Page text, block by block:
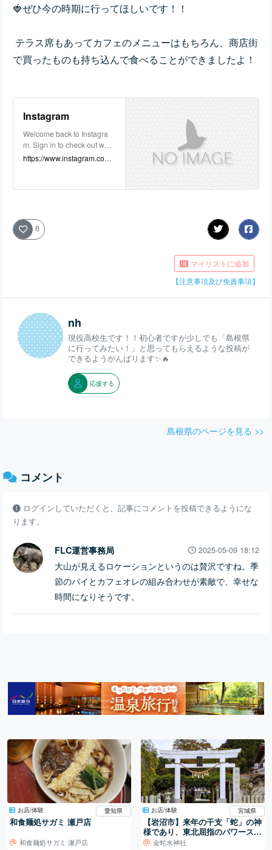
🍓‎ぜひ今の時期に行ってほしいです！！
テラス席もあってカフェのメニューはもちろん、商店街
で買ったものも持ち込んで食べることができましたよ！
Instagram
Welcome back to Instagra
m. Sign in to check out what
your friends, family & intere
sts have been capturing & s
https://www.instagram.com/
6
マイリストに追加
【注意事項及び免責事項】
nh
現役高校生です！！初心者ですが少しでも「島根県
に行ってみたい！」と思ってもらえるような投稿が
できるようがんばります✨️🔥
応援する
島根県のページを見る >>
コメント
ログインしていただくと、記事にコメントを投稿できるようにな
ります。
FLC運営事務局 2025-05-09 18:12
大山が見えるロケーションというのは贅沢ですね。季
節のパイとカフェオレの組み合わせが素敵で、幸せな
時間になりそうです。
お店/体験 愛知県
和食麺処サガミ 瀬戸店
和食麺処サガミ 瀬戸店
お店/体験 宮城県
【岩沼市】来年の干支「蛇」の神
様であり、東北屈指のパワースポ
ット「金蛇水神社（かなへびすい
金蛇水神社